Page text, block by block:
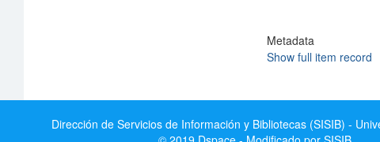
Metadata
Show full item record
Dirección de Servicios de Información y Bibliotecas (SISIB) -